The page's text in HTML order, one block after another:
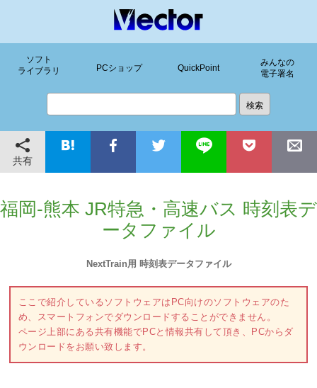
ソフト
ライブラリ
PCショップ QuickPoint
みんなの
電子署名
共有
福岡-熊本 JR特急・高速バス 時刻表デ
ータファイル
NextTrain用 時刻表データファイル
ここで紹介しているソフトウェアはPC向けのソフトウェアのた
め、スマートフォンでダウンロードすることができません。
ページ上部にある共有機能でPCと情報共有して頂き、PCからダ
ウンロードをお願い致します。